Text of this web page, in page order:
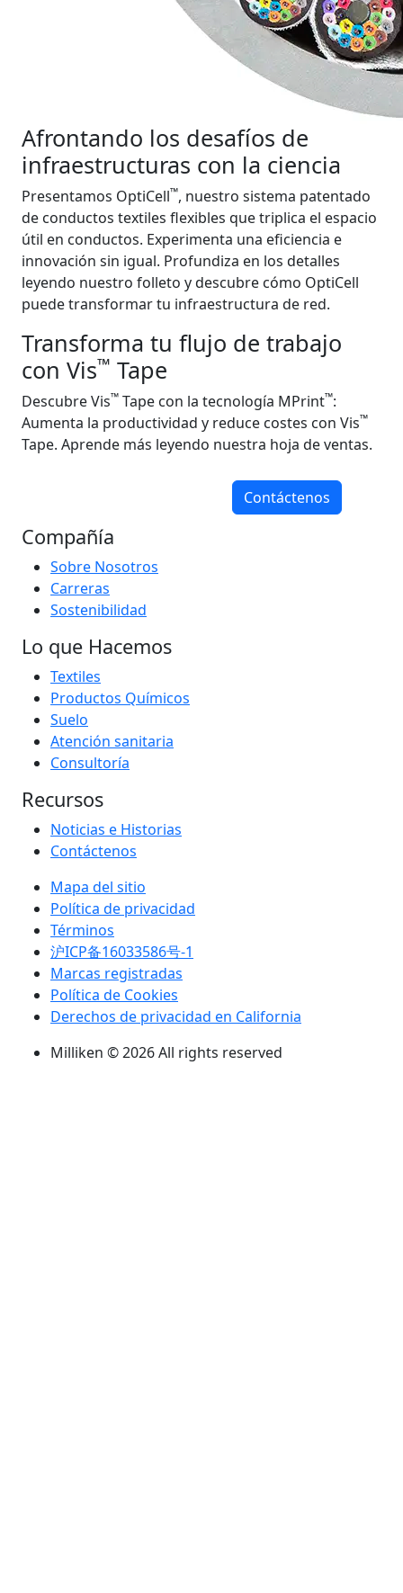
Afrontando los desafíos de
infraestructuras con la ciencia
Presentamos OptiCell™, nuestro sistema patentado
de conductos textiles flexibles que triplica el espacio
útil en conductos. Experimenta una eficiencia e
innovación sin igual. Profundiza en los detalles
leyendo nuestro folleto y descubre cómo OptiCell
puede transformar tu infraestructura de red.
Transforma tu flujo de trabajo
con Vis™ Tape
Descubre Vis™ Tape con la tecnología MPrint™:
Aumenta la productividad y reduce costes con Vis™
Tape. Aprende más leyendo nuestra hoja de ventas.
Contáctenos
Compañía
Sobre Nosotros
Carreras
Sostenibilidad
Lo que Hacemos
Textiles
Productos Químicos
Suelo
Atención sanitaria
Consultoría
Recursos
Noticias e Historias
Contáctenos
Mapa del sitio
Política de privacidad
Términos
沪ICP备16033586号-1
Marcas registradas
Política de Cookies
Derechos de privacidad en California
Milliken © 2026 All rights reserved